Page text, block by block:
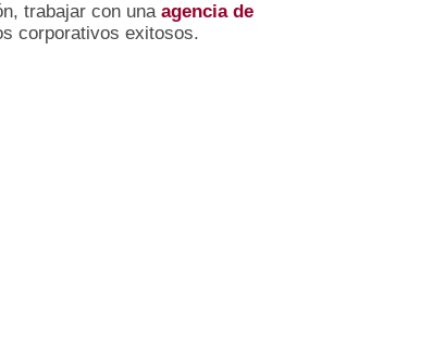
trabajar con una agencia de
corporativos exitosos.